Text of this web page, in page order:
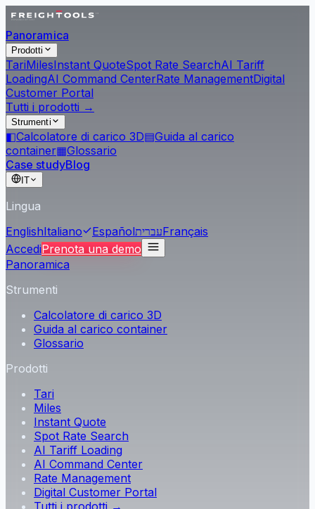
Panoramica
Prodotti
TariMilesInstant QuoteSpot Rate SearchAI Tariff
LoadingAI Command CenterRate ManagementDigital
Customer Portal
Tutti i prodotti →
Strumenti
◧Calcolatore di carico 3D▤Guida al carico
container▦Glossario
Case studyBlog
IT
Lingua
EnglishItaliano EspañolעבריתFrançais
AccediPrenota una demo
Panoramica
Strumenti
Calcolatore di carico 3D
Guida al carico container
Glossario
Prodotti
Tari
Miles
Instant Quote
Spot Rate Search
AI Tariff Loading
AI Command Center
Rate Management
Digital Customer Portal
Tutti i prodotti →